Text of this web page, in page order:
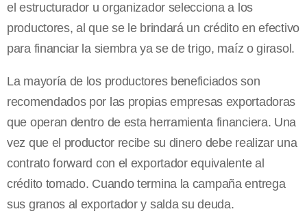
el estructurador u organizador selecciona a los
productores, al que se le brindará un crédito en efectivo
para financiar la siembra ya se de trigo, maíz o girasol.
La mayoría de los productores beneficiados son
recomendados por las propias empresas exportadoras
que operan dentro de esta herramienta financiera. Una
vez que el productor recibe su dinero debe realizar una
contrato forward con el exportador equivalente al
crédito tomado. Cuando termina la campaña entrega
sus granos al exportador y salda su deuda.